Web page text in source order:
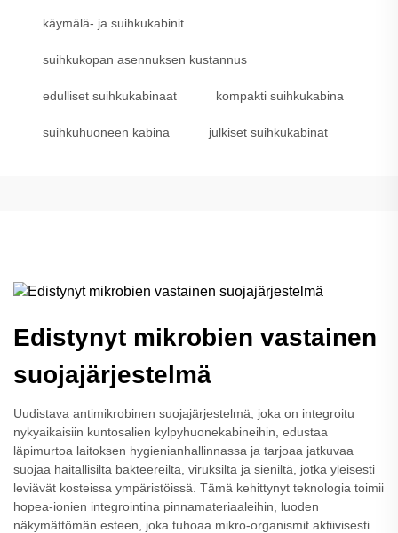
käymälä- ja suihkukabinit
suihkukopan asennuksen kustannus
edulliset suihkukabinaat kompakti suihkukabina
suihkuhuoneen kabina julkiset suihkukabinat
Edistynyt mikrobien vastainen
suojajärjestelmä
Uudistava antimikrobinen suojajärjestelmä, joka on integroitu
nykyaikaisiin kuntosalien kylpyhuonekabineihin, edustaa
läpimurtoa laitoksen hygienianhallinnassa ja tarjoaa jatkuvaa
suojaa haitallisilta bakteereilta, viruksilta ja sieniltä, jotka yleisesti
leviävät kosteissa ympäristöissä. Tämä kehittynyt teknologia toimii
hopea-ionien integrointina pinnamateriaaleihin, luoden
näkymättömän esteen, joka tuhoaa mikro-organismit aktiivisesti